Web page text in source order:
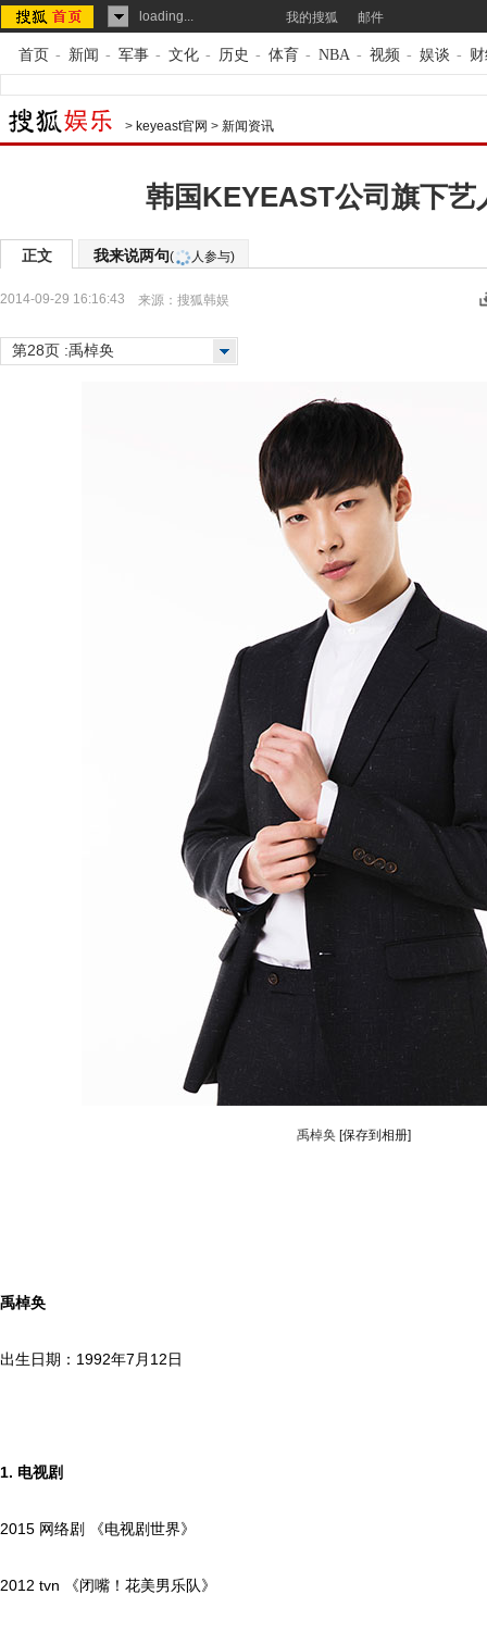
loading... 我的搜狐 邮件
首页 - 新闻 - 军事 - 文化 - 历史 - 体育 - NBA - 视频 - 娱谈 -
> keyeast官网 > 新闻资讯
韩国KEYEAST公司旗下艺
正文 我来说两句( 人参与)
2014-09-29 16:16:43 来源： 搜狐韩娱
第28页 :禹棹奂
禹棹奂 [保存到相册]
禹棹奂
出生日期：1992年7月12日
1. 电视剧
2015 网络剧 《电视剧世界》
2012 tvn 《闭嘴！花美男乐队》
动物系恋人啊 | 钟欣潼体验爱情哲学 南